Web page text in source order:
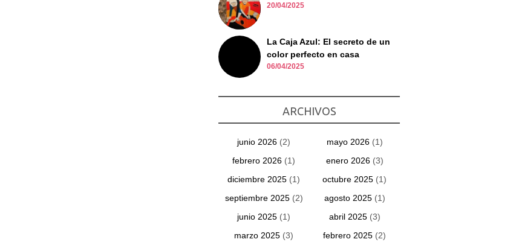
20/04/2025
La Caja Azul: El secreto de un
color perfecto en casa
06/04/2025
ARCHIVOS
junio 2026 (2) mayo 2026(1)
febrero 2026 (1) enero 2026(3)
diciembre 2025 (1) octubre 2025 (1)
septiembre 2025(2) agosto 2025(1)
junio 2025 (1) abril 2025(3)
marzo 2025 (3) febrero 2025 (2)